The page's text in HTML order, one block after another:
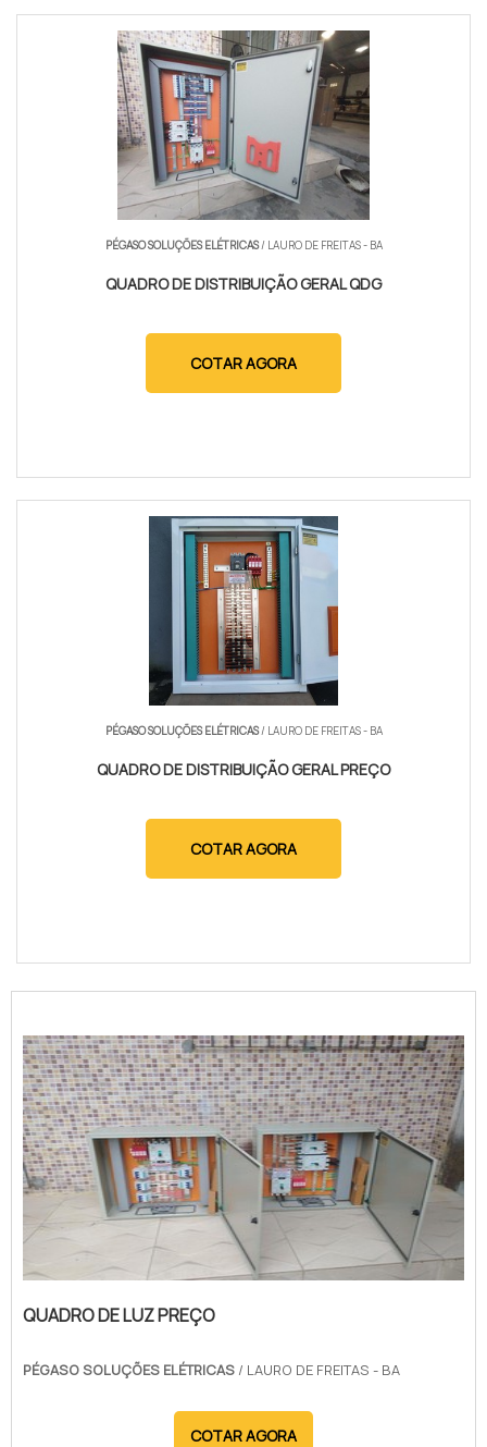
PÉGASO SOLUÇÕES ELÉTRICAS/ LAURO DE FREITAS - BA
QUADRO DE DISTRIBUIÇÃO GERAL QDG
COTAR AGORA
PÉGASO SOLUÇÕES ELÉTRICAS/ LAURO DE FREITAS - BA
QUADRO DE DISTRIBUIÇÃO GERAL PREÇO
COTAR AGORA
QUADRO DE LUZ PREÇO
PÉGASO SOLUÇÕES ELÉTRICAS / LAURO DE FREITAS - BA
COTAR AGORA